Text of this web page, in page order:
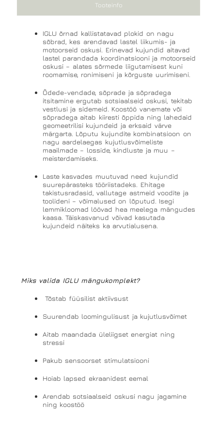
Tooteinfo
IGLU õrnad kallistatavad plokid on nagu
sõbrad, kes arendavad lastel liikumis- ja
motoorseid oskusi. Erinevad kujundid aitavad
lastel parandada koordinatsiooni ja motoorseid
oskusi – alates sõrmede liigutamisest kuni
roomamise, ronimiseni ja kõrguste uurimiseni.
Õdede-vendade, sõprade ja sõpradega
itsitamine ergutab sotsiaalseid oskusi, tekitab
vestlusi ja sidemeid. Koostöö vanemate või
sõpradega aitab kiiresti õppida ning lahedaid
geomeetrilisi kujundeid ja erksaid värve
märgarta. Lõputu kujundite kombinatsioon on
nagu aardelaegas kujutlusvõimeliste
maailmade – losside, kindluste ja muu –
meisterdamiseks.
Laste kasvades muutuvad need kujundid
suurepärasteks tööriistadeks. Ehitage
takistusradasid, vallutage astmeid voodite ja
toolideni – võimalused on lõputud. Isegi
lemmikloomad löövad hea meelega mängudes
kaasa. Täiskasvanud võivad kasutada
kujundeid näiteks ka arvutialusena.
Miks valida IGLU mängukomplekt?
Tõstab füüsilist aktiivsust
Suurendab loomingulisust ja kujutlusvõimet
Aitab maandada üleliigset energiat ning
stressi
Pakub sensoorset stimulatsiooni
Hoiab lapsed ekraanidest eemal
Arendab sotsiaalseid oskusi nagu jagamine
ning koostöö